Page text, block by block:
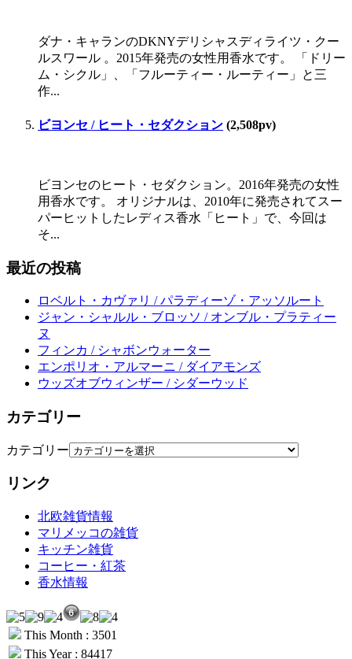
ダナ・キャランのDKNYデリシャスディライツ・クー
ルスワール 。2015年発売の女性用香水です。 「ドリー
ム・シクル」、「フルーティー・ルーティー」と三
作...
ビヨンセ / ヒート・セダクション (2,508pv)
ビヨンセのヒート・セダクション。2016年発売の女性
用香水です。 オリジナルは、2010年に発売されてスー
パーヒットしたレディス香水「ヒート」で、今回は
そ...
最近の投稿
ロベルト・カヴァリ / パラディーゾ・アッソルート
ジャン・シャルル・ブロッソ / オンブル・プラティー
ヌ
フィンカ / シャボンウォーター
エンポリオ・アルマーニ / ダイアモンズ
ウッズオブウィンザー / シダーウッド
カテゴリー
カテゴリー
リンク
北欧雑貨情報
マリメッコの雑貨
キッチン雑貨
コーヒー・紅茶
香水情報
This Month : 3501
This Year : 84417